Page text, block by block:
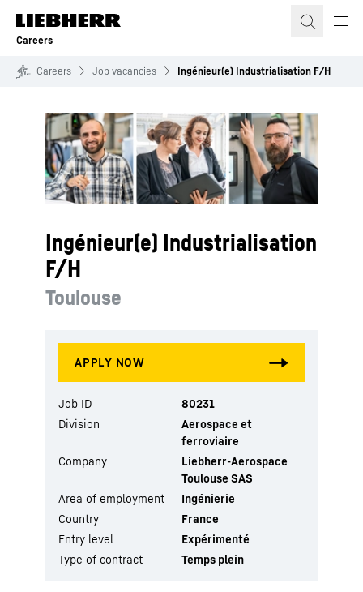
Skip to content
Careers
Careers Job vacancies Ingénieur(e) Industrialisation F/H
Ingénieur(e) Industrialisation
F/H
Toulouse
Job ID
80231
Division
Aerospace et
ferroviaire
Company
Liebherr-Aerospace
Toulouse SAS
Area of employment
Ingénierie
Country
France
Entry level
Expérimenté
Type of contract
Temps plein